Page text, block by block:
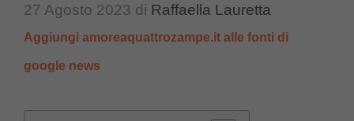
27 Agosto 2023 di Raffaella Lauretta
Aggiungi amoreaquattrozampe.it alle fonti di
google news